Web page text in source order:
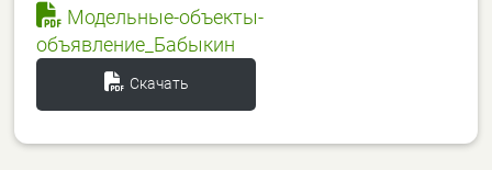
Модельные-объекты-
объявление_Бабыкин
Скачать